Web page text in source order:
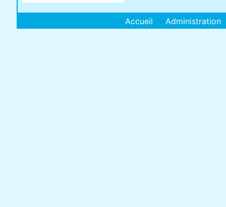
Accueil Administration